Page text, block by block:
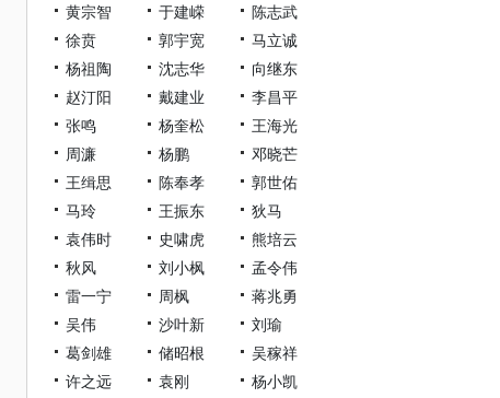
黄宗智
于建嵘
陈志武
徐贲
郭宇宽
马立诚
杨祖陶
沈志华
向继东
赵汀阳
戴建业
李昌平
张鸣
杨奎松
王海光
周濂
杨鹏
邓晓芒
王缉思
陈奉孝
郭世佑
马玲
王振东
狄马
袁伟时
史啸虎
熊培云
秋风
刘小枫
孟令伟
雷一宁
周枫
蒋兆勇
吴伟
沙叶新
刘瑜
葛剑雄
储昭根
吴稼祥
许之远
袁刚
杨小凯